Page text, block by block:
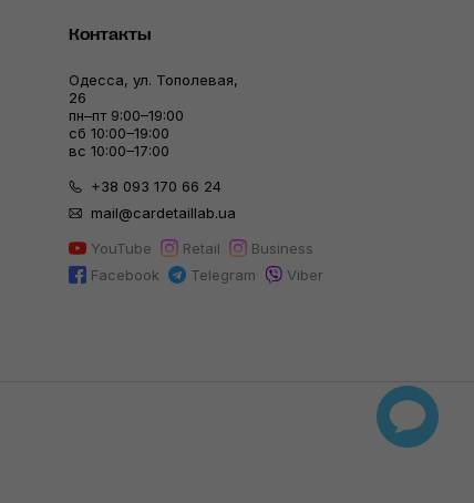
Контакты
Одесса, ул. Тополевая,
26
пн–пт 9:00–19:00
сб 10:00–19:00
вс 10:00–17:00
+38 093 170 66 24
mail@cardetaillab.ua
YouTube
Retail
Business
Facebook
Telegram Viber